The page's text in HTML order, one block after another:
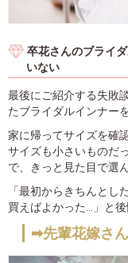
卒花さんのブライ
いない
最後にご紹介する失敗
たブライダルインナー
家に帰ってサイズを確
サイズも小さいものだ
で、きっと見た目で選
「最初からきちんとし
買えばよかった...」と後
➡先輩花嫁さ